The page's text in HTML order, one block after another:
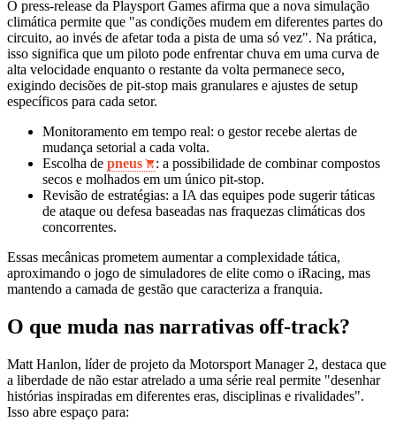
O press‑release da Playsport Games afirma que a nova simulação
climática permite que "as condições mudem em diferentes partes do
circuito, ao invés de afetar toda a pista de uma só vez". Na prática,
isso significa que um piloto pode enfrentar chuva em uma curva de
alta velocidade enquanto o restante da volta permanece seco,
exigindo decisões de pit‑stop mais granulares e ajustes de setup
específicos para cada setor.
Monitoramento em tempo real: o gestor recebe alertas de
mudança setorial a cada volta.
Escolha de pneus
: a possibilidade de combinar compostos
secos e molhados em um único pit‑stop.
Revisão de estratégias: a IA das equipes pode sugerir táticas
de ataque ou defesa baseadas nas fraquezas climáticas dos
concorrentes.
Essas mecânicas prometem aumentar a complexidade tática,
aproximando o jogo de simuladores de elite como o iRacing, mas
mantendo a camada de gestão que caracteriza a franquia.
O que muda nas narrativas off‑track?
Matt Hanlon, líder de projeto da Motorsport Manager 2, destaca que
a liberdade de não estar atrelado a uma série real permite "desenhar
histórias inspiradas em diferentes eras, disciplinas e rivalidades".
Isso abre espaço para: